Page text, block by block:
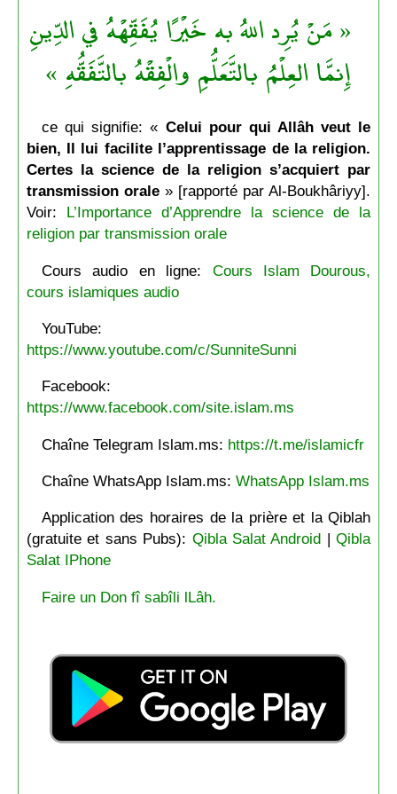
« مَنْ يُرِد اللهُ به خَيْرًا يُفَقِّهْهُ في الدِّينِ
إِنمَّا العِلْمُ بالتَّعَلُّمِ والْفِقْهُ بالتَّفَقُّهِ »
ce qui signifie: « Celui pour qui Allâh veut le
bien, Il lui facilite l’apprentissage de la religion.
Certes la science de la religion s’acquiert par
transmission orale» [rapporté par Al-Boukhâriyy].
Voir: L’Importance d’Apprendre la science de la
religion par transmission orale
Cours audio en ligne: Cours Islam Dourous,
cours islamiques audio
YouTube:
https://www.youtube.com/c/SunniteSunni
Facebook:
https://www.facebook.com/site.islam.ms
Chaîne Telegram Islam.ms: https://t.me/islamicfr
Chaîne WhatsApp Islam.ms: WhatsApp Islam.ms
Application des horaires de la prière et la Qiblah
(gratuite et sans Pubs): Qibla Salat Android |Qibla
Salat IPhone
Faire un Don fî sabîli lLâh.